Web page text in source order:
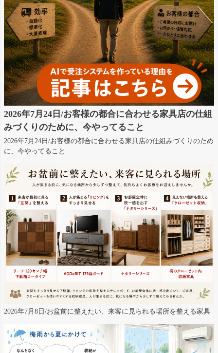
2026年7月24日/お客様の都合に合わせる家具店の仕組
みづくりのために、今やってること
2026年7月24日/お客様の都合に合わせる家具店の仕組みづくりのため
に、今やってること
2026年7月8日/お盆前に整えたい、来客に見られる場所を整える家具